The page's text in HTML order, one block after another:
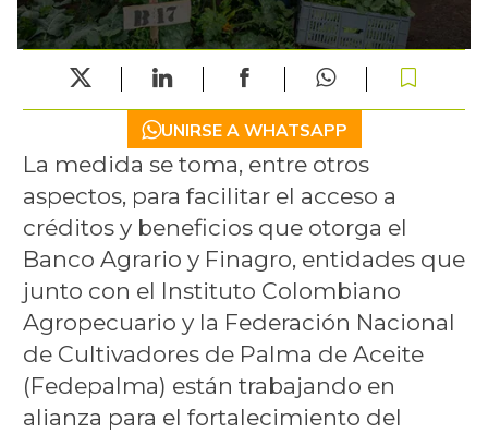
UNIRSE A WHATSAPP
La medida se toma, entre otros
aspectos, para facilitar el acceso a
créditos y beneficios que otorga el
Banco Agrario y Finagro, entidades que
junto con el Instituto Colombiano
Agropecuario y la Federación Nacional
de Cultivadores de Palma de Aceite
(Fedepalma) están trabajando en
alianza para el fortalecimiento del